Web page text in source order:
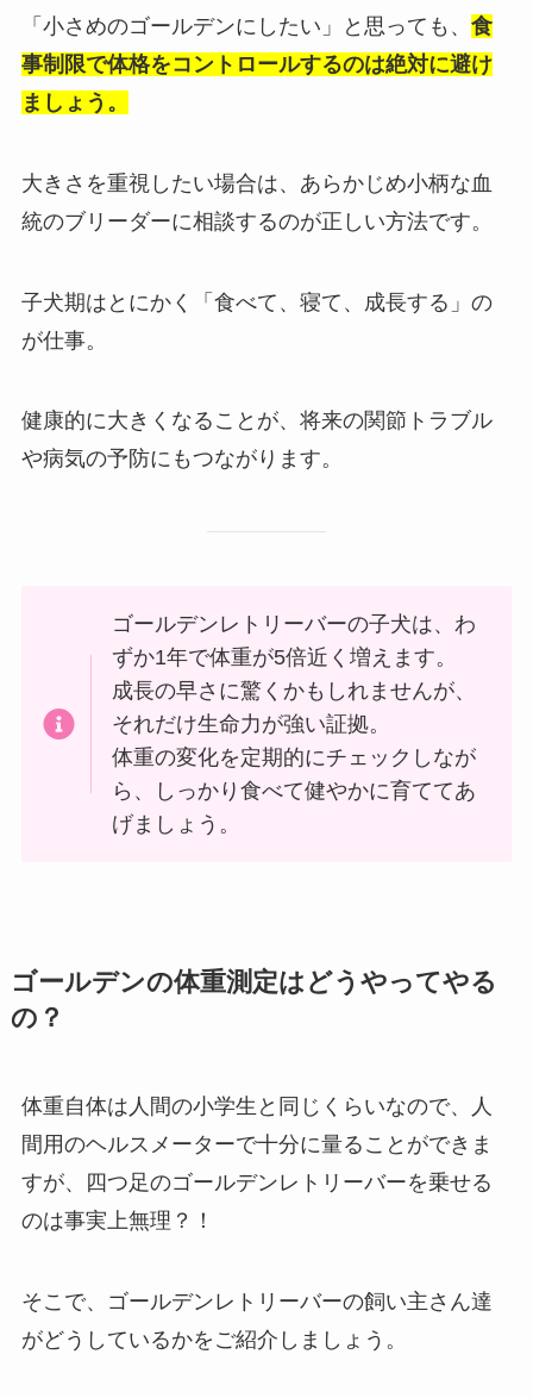
「小さめのゴールデンにしたい」と思っても、 食
事制限で体格をコントロールするのは絶対に避け
ましょう。
大きさを重視したい場合は、あらかじめ小柄な血
統のブリーダーに相談するのが正しい方法です。
子犬期はとにかく「食べて、寝て、成長する」の
が仕事。
健康的に大きくなることが、将来の関節トラブル
や病気の予防にもつながります。
ゴールデンレトリーバーの子犬は、わ
ずか1年で体重が5倍近く増えます。
成長の早さに驚くかもしれませんが、
それだけ生命力が強い証拠。
体重の変化を定期的にチェックしなが
ら、しっかり食べて健やかに育ててあ
げましょう。
ゴールデンの体重測定はどうやってやる
の？
体重自体は人間の小学生と同じくらいなので、人
間用のヘルスメーターで十分に量ることができま
すが、四つ足のゴールデンレトリーバーを乗せる
のは事実上無理？！
そこで、ゴールデンレトリーバーの飼い主さん達
がどうしているかをご紹介しましょう。